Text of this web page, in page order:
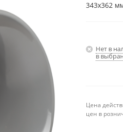
343х362
Нет в
в
Цена
цен в